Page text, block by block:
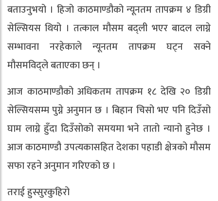
बताउनुभयो । हिजो काठमाण्डौको न्यूनतम तापक्रम ४ डिग्री
सेल्सियस थियो । तत्काल मौसम बद्ली भएर बादल लाग्ने
सम्भावना नरहेकाले न्यूनतम तापक्रम घट्न सक्ने
मौसमविद्ले बताएका छन् ।
आज काठमाण्डौको अधिकतम तापक्रम १८ देखि २० डिग्री
सेल्सियसम्म पुग्ने अनुमान छ । बिहान चिसो भए पनि दिउँसो
घाम लाग्ने हुँदा दिउँसोको समयमा भने तातो न्यानो हुनेछ ।
आज काठमाण्डौ उपत्यकासहित देशका पहाडी क्षेत्रको मौसम
सफा रहने अनुमान गरिएको छ ।
तराई हुस्सुरकुहिरो